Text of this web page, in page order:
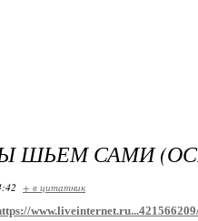
ШЬЕМ САМИ
+ в цитатник